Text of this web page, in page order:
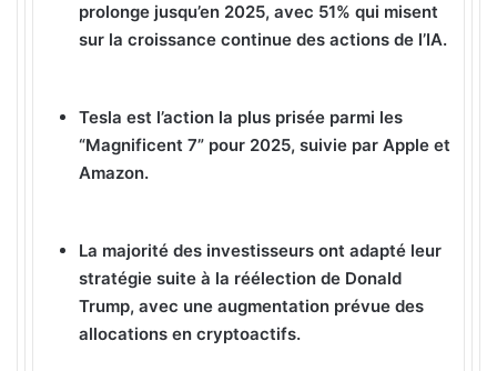
e
r
c
o
u
i
e
prolonge jusqu’en 2025, avec 51% qui misent
sur la croissance continue des actions de l’IA.
Tesla est l’action la plus prisée parmi les
“Magnificent 7” pour 2025, suivie par Apple et
Amazon.
La majorité des investisseurs ont adapté leur
stratégie suite à la réélection de Donald
Trump, avec une augmentation prévue des
allocations en cryptoactifs.